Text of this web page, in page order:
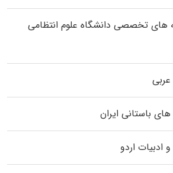
ﻫﺎی تخصصی داﻧﺸﮕﺎه ﻋﻠﻮم انتظامی
باستانی ایران
ادبیات اردو